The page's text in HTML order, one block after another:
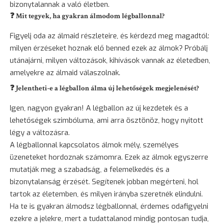
bizonytalannak a való életben.
❓ Mit tegyek, ha gyakran álmodom légballonnal?
Figyelj oda az álmaid részleteire, és kérdezd meg magadtól:
milyen érzéseket hoznak elő benned ezek az álmok? Próbálj
utánajárni, milyen változások, kihívások vannak az életedben,
amelyekre az álmaid válaszolnak.
❓ Jelentheti-e a légballon álma új lehetőségek megjelenését?
Igen, nagyon gyakran! A légballon az új kezdetek és a
lehetőségek szimbóluma, ami arra ösztönöz, hogy nyitott
légy a változásra.
A légballonnal kapcsolatos álmok mély, személyes
üzeneteket hordoznak számomra. Ezek az álmok egyszerre
mutatják meg a szabadság, a felemelkedés és a
bizonytalanság érzését. Segítenek jobban megérteni, hol
tartok az életemben, és milyen irányba szeretnék elindulni.
Ha te is gyakran álmodsz légballonnal, érdemes odafigyelni
ezekre a jelekre, mert a tudattalanod mindig pontosan tudja,